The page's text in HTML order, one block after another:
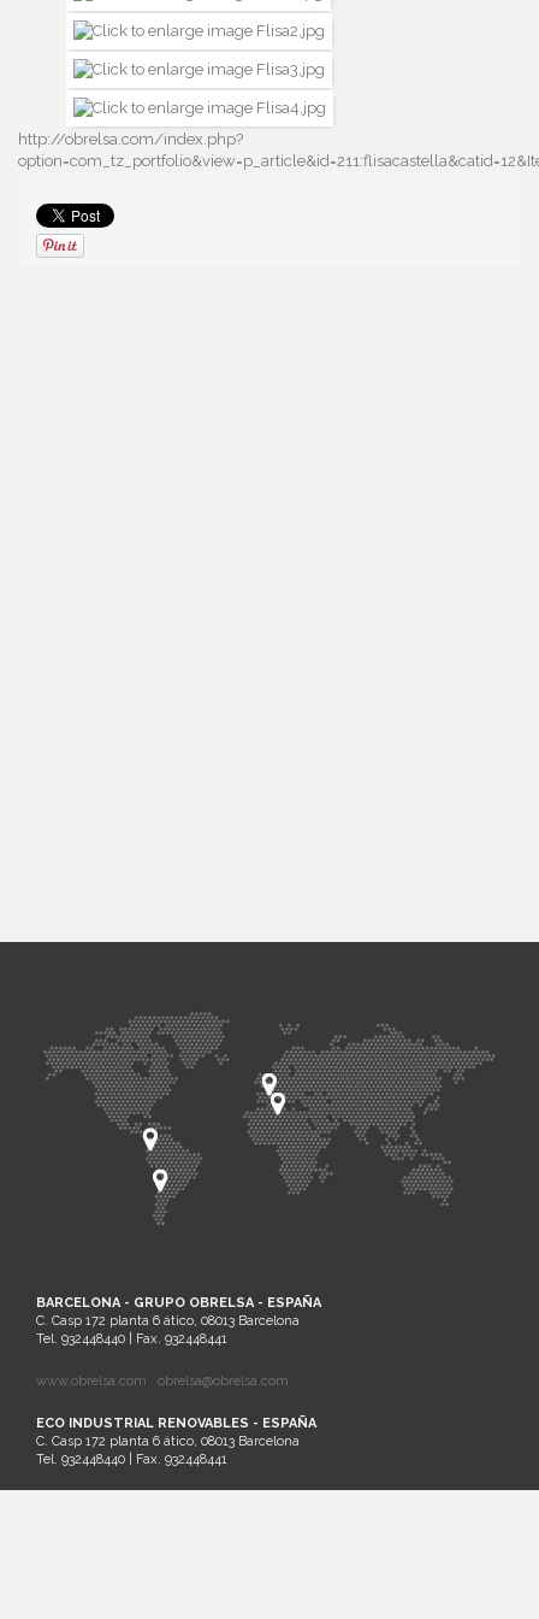
http://obrelsa.com/index.php?
BARCELONA - GRUPO OBRELSA - ESPAÑA
C. Casp 172 planta 6 ático, 08013 Barcelona
Tel. 932448440 | Fax. 932448441
www.obrelsa.com obrelsa@obrelsa.com
ECO INDUSTRIAL RENOVABLES - ESPAÑA
C. Casp 172 planta 6 ático, 08013 Barcelona
Tel. 932448440 | Fax. 932448441